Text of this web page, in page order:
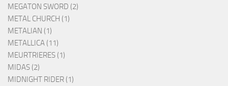
MEGATON SWORD (2)
METAL CHURCH (1)
METALIAN (1)
METALLICA (11)
MEURTRIERES (1)
MIDAS (2)
MIDNIGHT RIDER (1)